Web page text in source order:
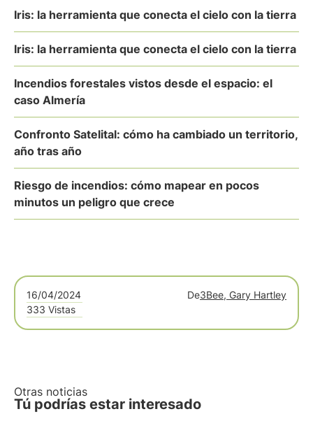
Iris: la herramienta que conecta el cielo con la tierra
Iris: la herramienta que conecta el cielo con la tierra
Incendios forestales vistos desde el espacio: el
caso Almería
Confronto Satelital: cómo ha cambiado un territorio,
año tras año
Riesgo de incendios: cómo mapear en pocos
minutos un peligro que crece
16/04/2024 De3Bee, Gary Hartley
333 Vistas
Otras noticias
Tú podrías estar interesado